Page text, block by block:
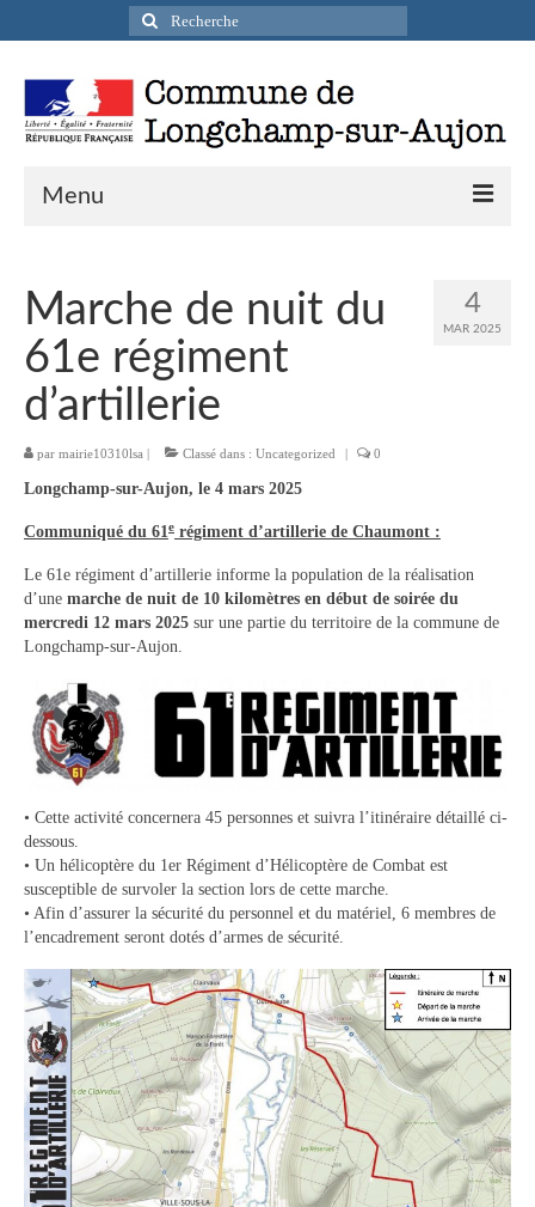
Rechercher
:
Menu
Infos pratiques
Présentation de la commune
Accueil en mairie
Longchamp-sur-Aujon en cartes postales
Hébergement
Services publics
Formalités administratives
Santé
Collecte des déchets
Affouages
Location de salles
Services funéraires
Vie municipale
Le Conseil municipal de Longchamp-sur-
Aujon
4
MAR 2025
Marche de nuit du
61e régiment
d’artillerie
par mairie10310lsa Classé dans : Uncategorized 0
Longchamp-sur-Aujon, le 4 mars 2025
Communiqué du 61e régiment d’artillerie de Chaumont :
Le 61e régiment d’artillerie informe la population de la réalisation
d’une marche de nuit de 10 kilomètres en début de soirée du
mercredi 12 mars 2025 sur une partie du territoire de la commune de
Longchamp-sur-Aujon.
• Cette activité concernera 45 personnes et suivra l’itinéraire détaillé ci-
dessous.
• Un hélicoptère du 1er Régiment d’Hélicoptère de Combat est
susceptible de survoler la section lors de cette marche.
• Afin d’assurer la sécurité du personnel et du matériel, 6 membres de
l’encadrement seront dotés d’armes de sécurité.